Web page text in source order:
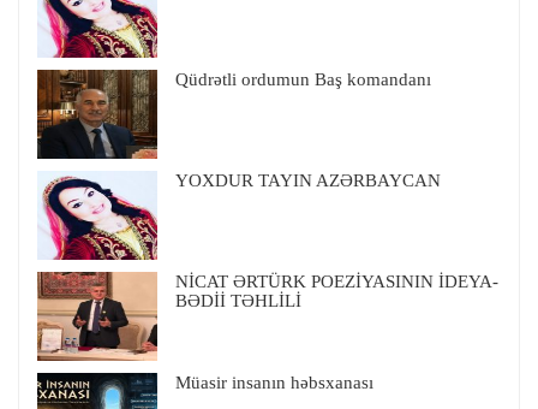
Qüdrətli ordumun Baş komandanı
YOXDUR TAYIN AZƏRBAYCAN
NİCAT ƏRTÜRK POEZİYASININ İDEYA-
BƏDİİ TƏHLİLİ
Müasir insanın həbsxanası